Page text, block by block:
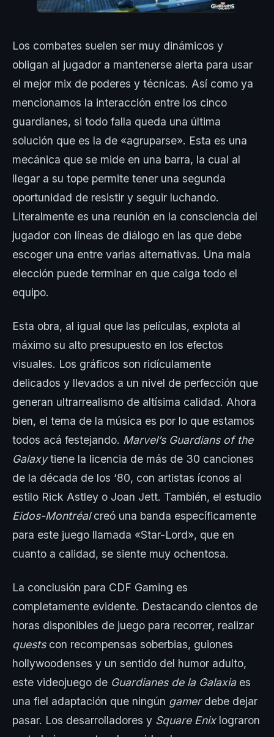
Los combates suelen ser muy dinámicos y
obligan al jugador a mantenerse alerta para usar
el mejor mix de poderes y técnicas. Así como ya
mencionamos la interacción entre los cinco
guardianes, si todo falla queda una última
solución que es la de «agruparse». Esta es una
mecánica que se mide en una barra, la cual al
llegar a su tope permite tener una segunda
oportunidad de resistir y seguir luchando.
Literalmente es una reunión en la consciencia del
jugador con líneas de diálogo en las que debe
escoger una entre varias alternativas. Una mala
elección puede terminar en que caiga todo el
equipo.
Esta obra, al igual que las películas, explota al
máximo su alto presupuesto en los efectos
visuales. Los gráficos son ridículamente
delicados y llevados a un nivel de perfección que
generan ultrarrealismo de altísima calidad. Ahora
bien, el tema de la música es por lo que estamos
todos acá festejando. Marvel’s Guardians of the
Galaxytiene la licencia de más de 30 canciones
de la década de los ‘80, con artistas íconos al
estilo Rick Astley o Joan Jett. También, el estudio
Eidos-Montréalcreó una banda específicamente
para este juego llamada «Star-Lord», que en
cuanto a calidad, se siente muy ochentosa.
La conclusión para CDF Gaming es
completamente evidente. Destacando cientos de
horas disponibles de juego para recorrer, realizar
quests con recompensas soberbias, guiones
hollywoodenses y un sentido del humor adulto,
este videojuego de Guardianes de la Galaxia es
una fiel adaptación que ningún gamerdebe dejar
pasar. Los desarrolladores y Square Enixlograron